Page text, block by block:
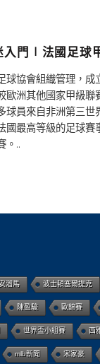
入門∣法國足球
球協會組織管理，
歐洲其他國家甲級聯
球員來自非洲第三世
國最高等級的足球
。..
溜馬 波士頓塞爾提克
陳盈駿 歐錦賽
世界盃小組賽 西
mlb新聞 宋家豪